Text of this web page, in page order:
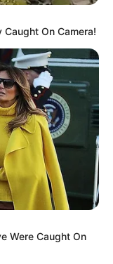
Caught On Camera!
Were Caught On